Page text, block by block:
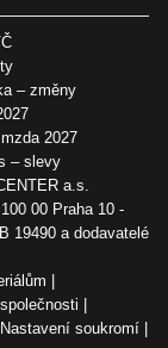
– změny
2027
– slevy
a.s.
00 Praha 10 -
19490 a dodavatelé
Nastavení soukromí